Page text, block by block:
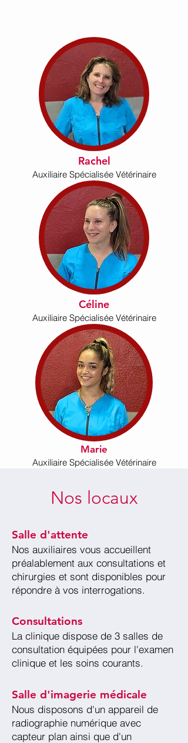
Rachel
Auxiliaire Spécialisée Vétérinaire
Céline
Auxiliaire Spécialisée Vétérinaire
Marie
Auxiliaire Spécialisée Vétérinaire
Nos locaux
Salle d'attente
Nos auxiliaires vous accueillent
préalablement aux consultations et
chirurgies et sont disponibles pour
répondre à vos interrogations.
Consultations
La clinique dispose de 3 salles de
consultation équipées pour l'examen
clinique et les soins courants.
Salle d'imagerie médicale
Nous disposons d'un appareil de
radiographie numérique avec
capteur plan ainsi que d'un